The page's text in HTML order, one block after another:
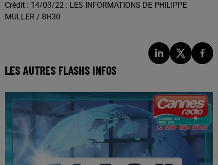
Crédit : 14/03/22 : LES INFORMATIONS DE PHILIPPE
MULLER / 8H30
LES AUTRES FLASHS INFOS